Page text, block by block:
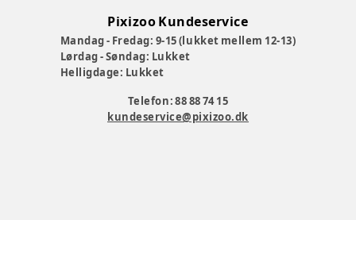
Pixizoo Kundeservice
Mandag - Fredag: 9-15 (lukket mellem 12-13)
Lørdag - Søndag: Lukket
Helligdage: Lukket
Telefon: 88 88 74 15
kundeservice@pixizoo.dk